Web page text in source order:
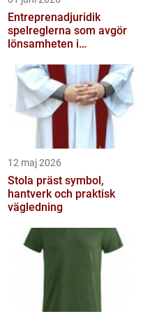
Entreprenadjuridik
spelreglerna som avgör
lönsamheten i
12 maj 2026
Stola präst symbol,
hantverk och praktisk
vägledning